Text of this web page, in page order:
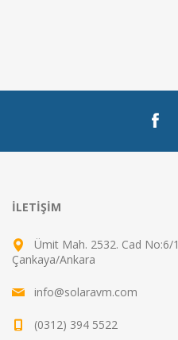
İLETIŞIM
Ümit Mah. 2532. Cad No:6/1
Çankaya/Ankara
info@solaravm.com
(0312) 394 5522